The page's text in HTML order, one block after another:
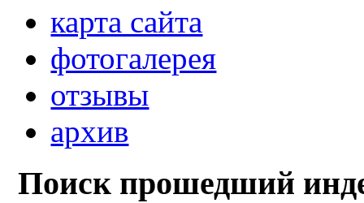
карта сайта
фотогалерея
отзывы
архив
Поиск прошедший